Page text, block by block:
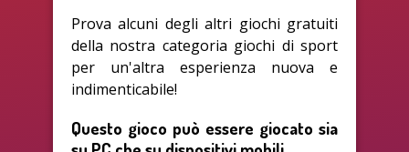
Prova alcuni degli altri giochi gratuiti
della nostra categoria giochi di sport
per un'altra esperienza nuova e
indimenticabile!
Questo gioco può essere giocato sia